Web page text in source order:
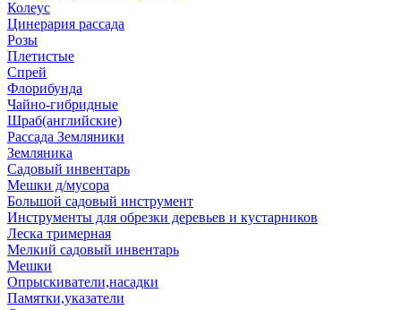
Колеус
Цинерария рассада
Розы
Плетистые
Спрей
Флорибунда
Чайно-гибридные
Шраб(английские)
Рассада Земляники
Земляника
Садовый инвентарь
Мешки д/мусора
Большой садовый инструмент
Инструменты для обрезки деревьев и кустарников
Леска тримерная
Мелкий садовый инвентарь
Мешки
Опрыскиватели,насадки
Памятки,указатели